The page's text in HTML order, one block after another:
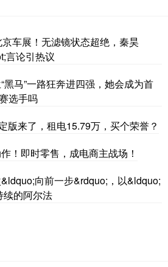
车展！无滤镜状态超绝，秦昊
言论引热议
黑马”一路狂奔进四强，她会成为首
选手吗
版来了，租电15.79万，买个荣誉？
！即时零售，成电商主战场！
向前一步&rdquo;，以&ldquo;
续的阿尔法